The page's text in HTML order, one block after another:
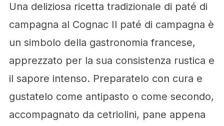
Una deliziosa ricetta tradizionale di paté di
campagna al Cognac Il paté di campagna è
un simbolo della gastronomia francese,
apprezzato per la sua consistenza rustica e
il sapore intenso. Preparatelo con cura e
gustatelo come antipasto o come secondo,
accompagnato da cetriolini, pane appena